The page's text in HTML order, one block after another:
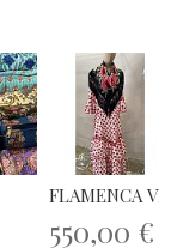
FLAMENCA
550,00 €